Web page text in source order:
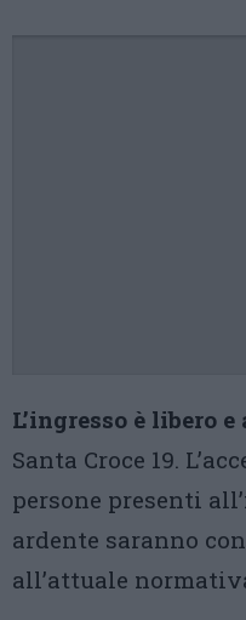
L’ingresso è libero
Santa Croce 19.
persone presenti
ardente saranno
all’attuale